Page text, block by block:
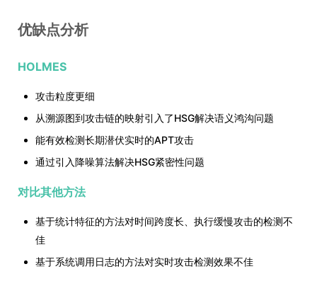
优缺点分析
HOLMES
攻击粒度更细
从溯源图到攻击链的映射引入了HSG解决语义鸿沟问题
能有效检测长期潜伏实时的APT攻击
通过引入降噪算法解决HSG紧密性问题
对比其他方法
基于统计特征的方法对时间跨度长、执行缓慢攻击的检测不
佳
基于系统调用日志的方法对实时攻击检测效果不佳